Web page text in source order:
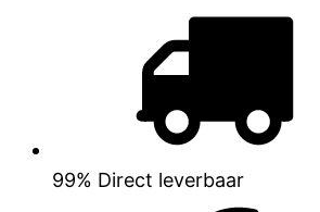
99% Direct leverbaar